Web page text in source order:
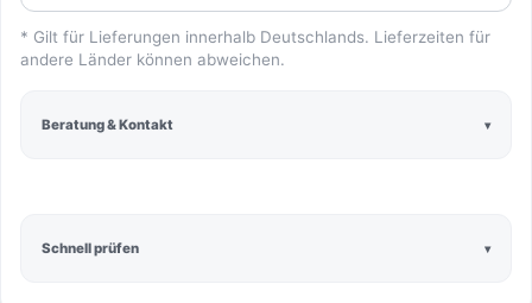
Schnell prüfen
* Gilt für Lieferungen innerhalb Deutschlands. Lieferzeiten für
andere Länder können abweichen.
Beratung & Kontakt